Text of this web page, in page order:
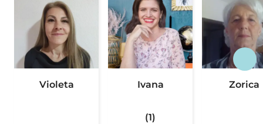
Violeta Ivana
(1)
Zorica